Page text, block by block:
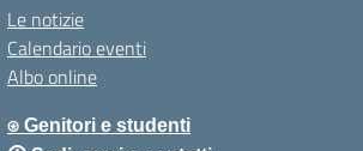
Le notizie
Calendario eventi
Albo online
⍟ Genitori e studenti